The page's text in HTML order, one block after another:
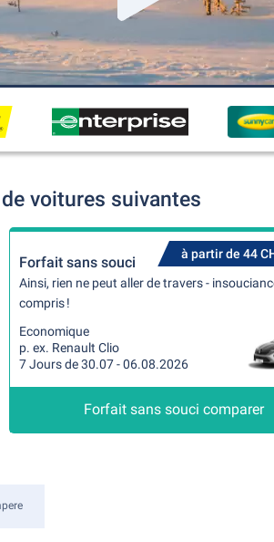
voitures suivantes
à partir de 44
Forfait sans souci
Ainsi, rien ne peut aller de travers -
compris !
Economique
p. ex. Renault Clio
7 Jours de 30.07 - 06.08.2026
Forfait sans souci comparer